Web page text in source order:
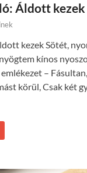
Áldott kezek
kezek Sötét,
kínos
–
körül, Csak két